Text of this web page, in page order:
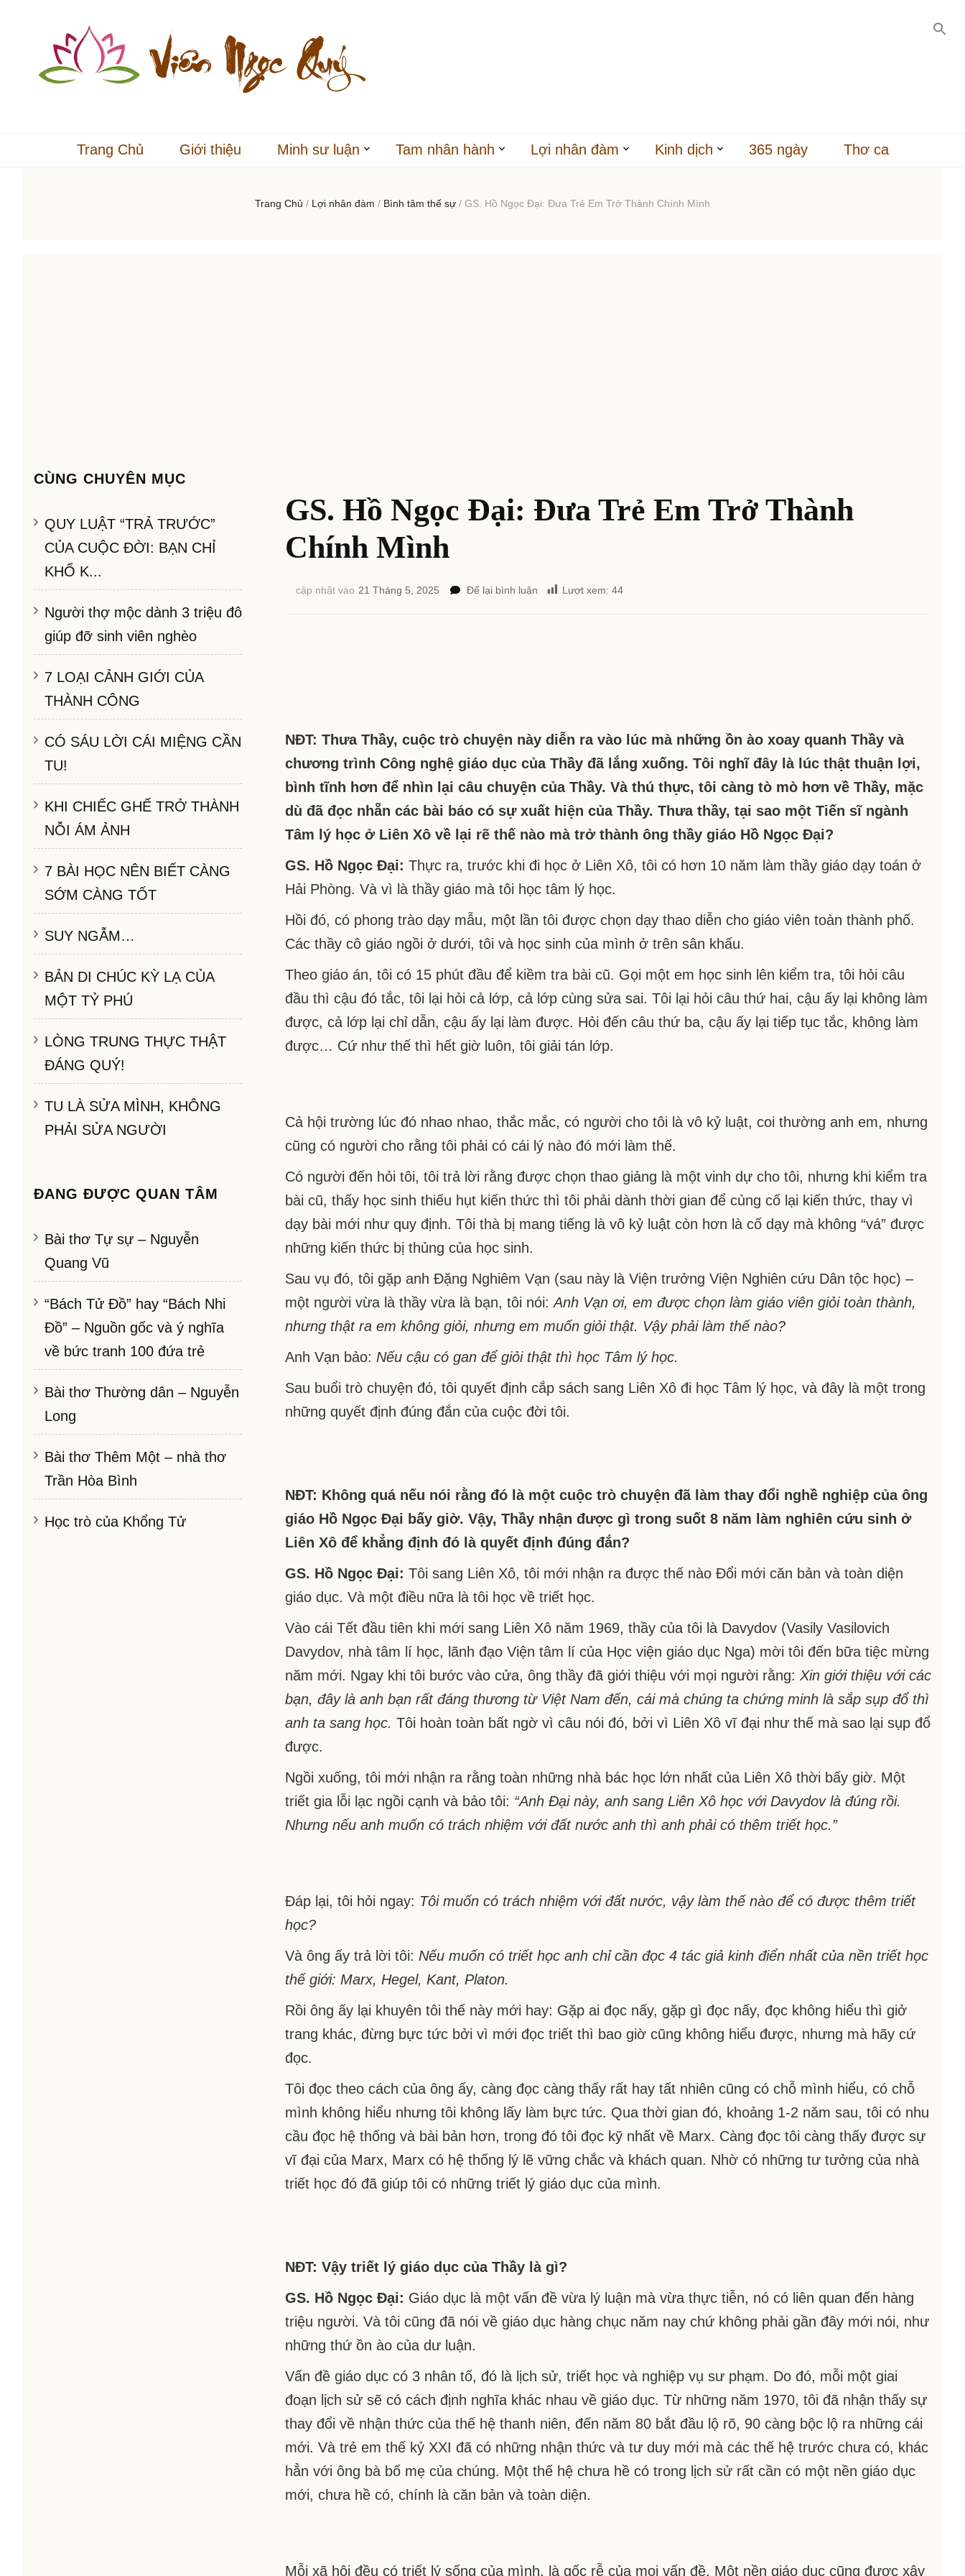
Trang Chủ Giới thiệu Minh sư luận Tam nhân hành Lợi nhân đàm Kinh dịch 365 ngày Thơ ca
Trang Chủ / Lợi nhân đàm / Bình tâm thế sự / GS. Hồ Ngọc Đại: Đưa Trẻ Em Trở Thành Chính Mình
GS. Hồ Ngọc Đại: Đưa Trẻ Em Trở Thành
Chính Mình
cập nhật vào 21 Tháng 5, 2025 Để lại bình luận tại
Chính
Mình
Lượt xem: 44
NĐT: Thưa Thầy, cuộc trò chuyện này diễn ra vào lúc mà những ồn ào xoay quanh Thầy và
chương trình Công nghệ giáo dục của Thầy đã lắng xuống. Tôi nghĩ đây là lúc thật thuận lợi,
bình tĩnh hơn để nhìn lại câu chuyện của Thầy. Và thú thực, tôi càng tò mò hơn về Thầy, mặc
dù đã đọc nhẵn các bài báo có sự xuất hiện của Thầy. Thưa thầy, tại sao một Tiến sĩ ngành
Tâm lý học ở Liên Xô về lại rẽ thế nào mà trở thành ông thầy giáo Hồ Ngọc Đại?
GS. Hồ Ngọc Đại: Thực ra, trước khi đi học ở Liên Xô, tôi có hơn 10 năm làm thầy giáo dạy toán ở
Hải Phòng. Và vì là thầy giáo mà tôi học tâm lý học.
Hồi đó, có phong trào dạy mẫu, một lần tôi được chọn dạy thao diễn cho giáo viên toàn thành phố.
Các thầy cô giáo ngồi ở dưới, tôi và học sinh của mình ở trên sân khấu.
Theo giáo án, tôi có 15 phút đầu để kiềm tra bài cũ. Gọi một em học sinh lên kiểm tra, tôi hỏi câu
đầu thì cậu đó tắc, tôi lại hỏi cả lớp, cả lớp cùng sửa sai. Tôi lại hỏi câu thứ hai, cậu ấy lại không làm
được, cả lớp lại chỉ dẫn, cậu ấy lại làm được. Hỏi đến câu thứ ba, cậu ấy lại tiếp tục tắc, không làm
được… Cứ như thế thì hết giờ luôn, tôi giải tán lớp.
Cả hội trường lúc đó nhao nhao, thắc mắc, có người cho tôi là vô kỷ luật, coi thường anh em, nhưng
cũng có người cho rằng tôi phải có cái lý nào đó mới làm thế.
Có người đến hỏi tôi, tôi trả lời rằng được chọn thao giảng là một vinh dự cho tôi, nhưng khi kiểm tra
bài cũ, thấy học sinh thiếu hụt kiến thức thì tôi phải dành thời gian để củng cố lại kiến thức, thay vì
dạy bài mới như quy định. Tôi thà bị mang tiếng là vô kỷ luật còn hơn là cố dạy mà không “vá” được
những kiến thức bị thủng của học sinh.
Sau vụ đó, tôi gặp anh Đặng Nghiêm Vạn (sau này là Viện trưởng Viện Nghiên cứu Dân tộc học) –
một người vừa là thầy vừa là bạn, tôi nói:Anh Vạn ơi, em được chọn làm giáo viên giỏi toàn thành,
nhưng thật ra em không giỏi, nhưng em muốn giỏi thật. Vậy phải làm thế nào?
Anh Vạn bảo: Nếu cậu có gan để giỏi thật thì học Tâm lý học.
Sau buổi trò chuyện đó, tôi quyết định cắp sách sang Liên Xô đi học Tâm lý học, và đây là một trong
những quyết định đúng đắn của cuộc đời tôi.
NĐT: Không quá nếu nói rằng đó là một cuộc trò chuyện đã làm thay đổi nghề nghiệp của ông
giáo Hồ Ngọc Đại bấy giờ. Vậy, Thầy nhận được gì trong suốt 8 năm làm nghiên cứu sinh ở
Liên Xô để khẳng định đó là quyết định đúng đắn?
GS. Hồ Ngọc Đại: Tôi sang Liên Xô, tôi mới nhận ra được thế nào Đổi mới căn bản và toàn diện
giáo dục. Và một điều nữa là tôi học về triết học.
Vào cái Tết đầu tiên khi mới sang Liên Xô năm 1969, thầy của tôi là Davydov (Vasily Vasilovich
Davydov, nhà tâm lí học, lãnh đạo Viện tâm lí của Học viện giáo dục Nga) mời tôi đến bữa tiệc mừng
năm mới. Ngay khi tôi bước vào cửa, ông thầy đã giới thiệu với mọi người rằng: Xin giới thiệu với các
bạn, đây là anh bạn rất đáng thương từ Việt Nam đến, cái mà chúng ta chứng minh là sắp sụp đổ thì
anh ta sang học. Tôi hoàn toàn bất ngờ vì câu nói đó, bởi vì Liên Xô vĩ đại như thế mà sao lại sụp đổ
được.
Ngồi xuống, tôi mới nhận ra rằng toàn những nhà bác học lớn nhất của Liên Xô thời bấy giờ. Một
triết gia lỗi lạc ngồi cạnh và bảo tôi: “Anh Đại này, anh sang Liên Xô học với Davydov là đúng rồi.
Nhưng nếu anh muốn có trách nhiệm với đất nước anh thì anh phải có thêm triết học.”
Đáp lại, tôi hỏi ngay: Tôi muốn có trách nhiệm với đất nước, vậy làm thế nào để có được thêm triết
học?
Và ông ấy trả lời tôi: Nếu muốn có triết học anh chỉ cần đọc 4 tác giả kinh điển nhất của nền triết học
thế giới: Marx, Hegel, Kant, Platon.
Rồi ông ấy lại khuyên tôi thế này mới hay: Gặp ai đọc nấy, gặp gì đọc nấy, đọc không hiểu thì giở
trang khác, đừng bực tức bởi vì mới đọc triết thì bao giờ cũng không hiểu được, nhưng mà hãy cứ
đọc.
Tôi đọc theo cách của ông ấy, càng đọc càng thấy rất hay tất nhiên cũng có chỗ mình hiểu, có chỗ
mình không hiểu nhưng tôi không lấy làm bực tức. Qua thời gian đó, khoảng 1-2 năm sau, tôi có nhu
cầu đọc hệ thống và bài bản hơn, trong đó tôi đọc kỹ nhất về Marx. Càng đọc tôi càng thấy được sự
vĩ đại của Marx, Marx có hệ thống lý lẽ vững chắc và khách quan. Nhờ có những tư tưởng của nhà
triết học đó đã giúp tôi có những triết lý giáo dục của mình.
NĐT: Vậy triết lý giáo dục của Thầy là gì?
GS. Hồ Ngọc Đại: Giáo dục là một vấn đề vừa lý luận mà vừa thực tiễn, nó có liên quan đến hàng
triệu người. Và tôi cũng đã nói về giáo dục hàng chục năm nay chứ không phải gần đây mới nói, như
những thứ ồn ào của dư luận.
Vấn đề giáo dục có 3 nhân tố, đó là lịch sử, triết học và nghiệp vụ sư phạm. Do đó, mỗi một giai
đoạn lịch sử sẽ có cách định nghĩa khác nhau về giáo dục. Từ những năm 1970, tôi đã nhận thấy sự
thay đổi về nhận thức của thế hệ thanh niên, đến năm 80 bắt đầu lộ rõ, 90 càng bộc lộ ra những cái
mới. Và trẻ em thế kỷ XXI đã có những nhận thức và tư duy mới mà các thế hệ trước chưa có, khác
hẳn với ông bà bố mẹ của chúng. Một thế hệ chưa hề có trong lịch sử rất cần có một nền giáo dục
mới, chưa hề có, chính là căn bản và toàn diện.
Mỗi xã hội đều có triết lý sống của mình, là gốc rễ của mọi vấn đề. Một nền giáo dục cũng được xây
CÙNG CHUYÊN MỤC
QUY LUẬT “TRẢ TRƯỚC”
CỦA CUỘC ĐỜI: BẠN CHỈ
KHỔ K...
Người thợ mộc dành 3 triệu đô
giúp đỡ sinh viên nghèo
7 LOẠI CẢNH GIỚI CỦA
THÀNH CÔNG
CÓ SÁU LỜI CÁI MIỆNG CẦN
TU!
KHI CHIẾC GHẾ TRỞ THÀNH
NỖI ÁM ẢNH
7 BÀI HỌC NÊN BIẾT CÀNG
SỚM CÀNG TỐT
SUY NGẪM…
BẢN DI CHÚC KỲ LẠ CỦA
MỘT TỶ PHÚ
LÒNG TRUNG THỰC THẬT
ĐÁNG QUÝ!
TU LÀ SỬA MÌNH, KHÔNG
PHẢI SỬA NGƯỜI
ĐANG ĐƯỢC QUAN TÂM
Bài thơ Tự sự – Nguyễn
Quang Vũ
“Bách Tử Đồ” hay “Bách Nhi
Đồ” – Nguồn gốc và ý nghĩa
về bức tranh 100 đứa trẻ
Bài thơ Thường dân – Nguyễn
Long
Bài thơ Thêm Một – nhà thơ
Trần Hòa Bình
Học trò của Khổng Tử